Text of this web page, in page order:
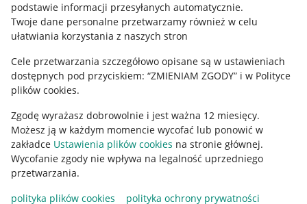
podstawie informacji przesyłanych automatycznie.
Twoje dane personalne przetwarzamy również w celu
ułatwiania korzystania z naszych stron
Cele przetwarzania szczegółowo opisane są w ustawieniach
dostępnych pod przyciskiem: “ZMIENIAM ZGODY” i w Polityce
plików cookies.
Zgodę wyrażasz dobrowolnie i jest ważna 12 miesięcy.
Możesz ją w każdym momencie wycofać lub ponowić w
zakładce Ustawienia plików cookies na stronie głównej.
Wycofanie zgody nie wpływa na legalność uprzedniego
przetwarzania.
polityka plików cookies
polityka ochrony prywatności
Polityka plików "cookies"
Ustawienia plików "cookies"
Udostępnianie lokalizacji
Informacje dla Aktu o Usługach Cyfrowych
Pobierz aplikację